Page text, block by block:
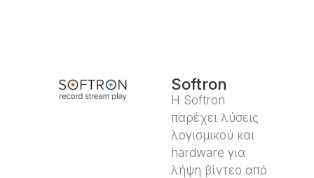
Softron
Η Softron
παρέχει λύσεις
λογισμικού και
hardware για
λήψη βίντεο από